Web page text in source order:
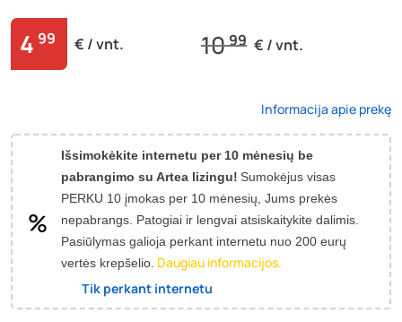
4 99 € / vnt. 1099 € / vnt.
Informacija apie prekę
Išsimokėkite internetu per 10 mėnesių be
pabrangimo su Artea lizingu! Sumokėjus visas
PERKU 10 įmokas per 10 mėnesių, Jums prekės
nepabrangs. Patogiai ir lengvai atsiskaitykite dalimis.
Pasiūlymas galioja perkant internetu nuo 200 eurų
vertės krepšelio. Daugiau informacijos.
Tik perkant internetu